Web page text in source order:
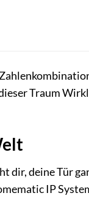
Traum
dir, deine Tür
IP